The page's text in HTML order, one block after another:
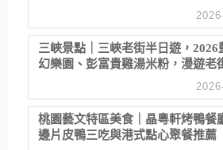
三峽景點｜三峽老街半日遊，2026
幻樂園、彭富貴雞湯米粉，漫遊老
桃園藝文特區美食｜晶粵軒烤鴨餐
邊片皮鴨三吃與港式點心聚餐推薦